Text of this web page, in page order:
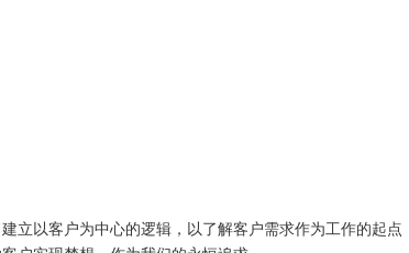
立以客户为中心的逻辑，以了解客户需求作为工作的起点